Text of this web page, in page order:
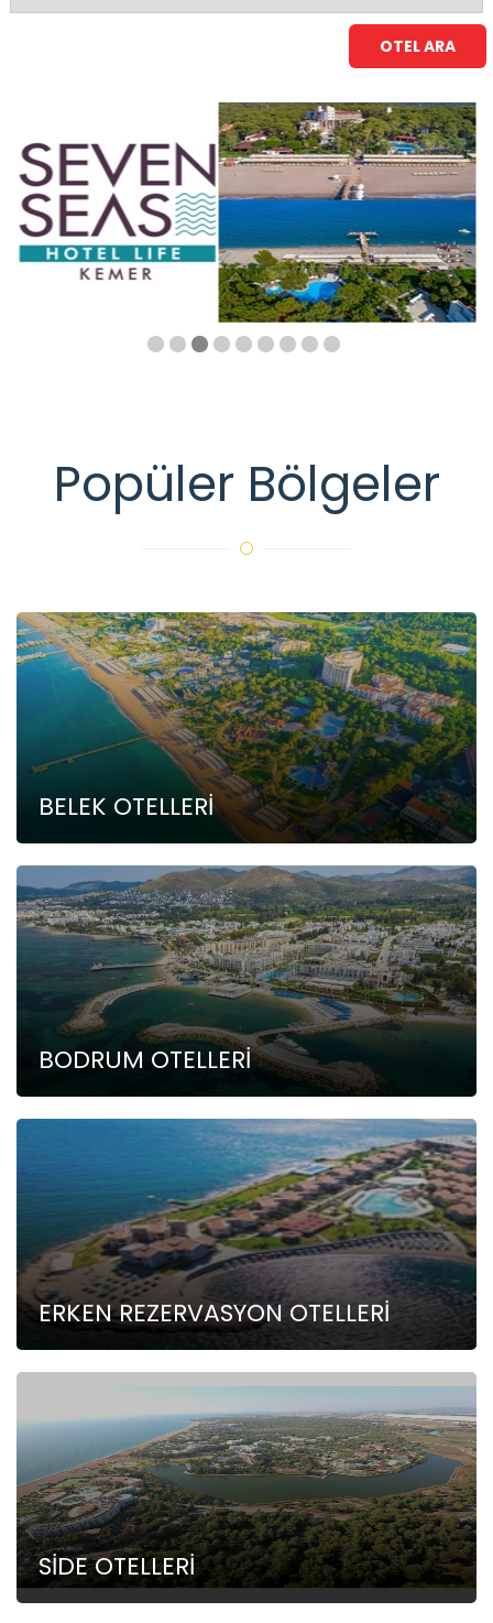
OTEL ARA
Popüler Bölgeler
BELEK OTELLERİ
BODRUM OTELLERİ
ERKEN REZERVASYON OTELLERİ
SİDE OTELLERİ